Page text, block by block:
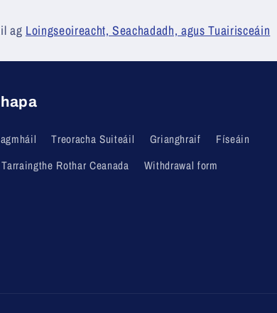
ag Loingseoireacht, Seachadadh, agus Tuairisceáin
Treoracha Suiteáil Grianghraif
Físeáin
Rothar Ceanada Withdrawal form